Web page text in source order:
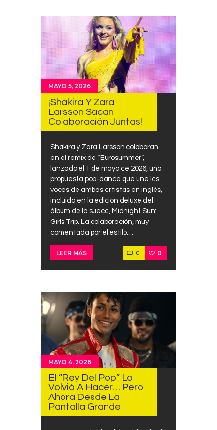
MAYO 5, 2026
¡Shakira Y Zara
Larsson Sacan
Colaboración Juntas!
Shakira y Zara Larsson colaboran
en el remix de “Eurosummer”,
lanzado el 1 de mayo de 2026, una
propuesta pop-dance que une las
voces de ambas artistas en inglés,
incluida en la edición deluxe del
álbum de la sueca, Midnight Sun:
Girls Trip. La colaboración, muy
comentada por el estilo…
LEER MÁS 0 0
MAYO 4, 2026
El “Rey Del Pop” Lo
Volvió A Hacer… Pero
Ahora Desde La
Pantalla Grande